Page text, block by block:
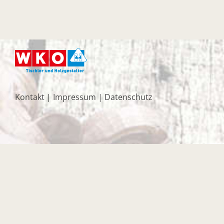
Kontakt | Impressum | Datenschutz